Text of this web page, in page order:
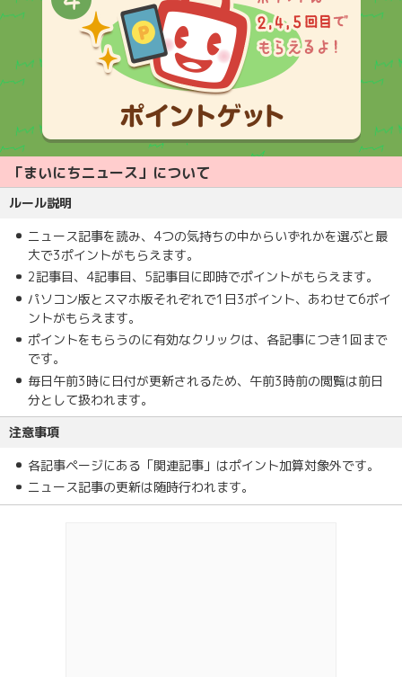
「まいにちニュース」について
ルール説明
ニュース記事を読み、4つの気持ちの中からいずれかを選ぶと最
大で3ポイントがもらえます。
2記事目、4記事目、5記事目に即時でポイントがもらえます。
パソコン版とスマホ版それぞれで1日3ポイント、あわせて6ポイ
ントがもらえます。
ポイントをもらうのに有効なクリックは、各記事につき1回まで
です。
毎日午前3時に日付が更新されるため、午前3時前の閲覧は前日
分として扱われます。
注意事項
各記事ページにある「関連記事」はポイント加算対象外です。
ニュース記事の更新は随時行われます。